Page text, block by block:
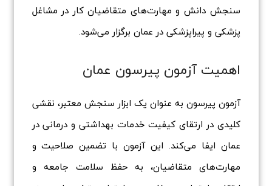
سنجش دانش و مهارت‌های متقاضیان کار در مشاغل
پزشکی و پیراپزشکی در عمان برگزار می‌شود.
اهمیت آزمون پیرسون عمان
آزمون پیرسون به عنوان یک ابزار سنجش معتبر، نقشی
کلیدی در ارتقای کیفیت خدمات بهداشتی و درمانی در
عمان ایفا می‌کند. این آزمون با تضمین صلاحیت و
مهارت‌های متقاضیان، به حفظ سلامت جامعه و